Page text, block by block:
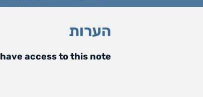
הערות
access to this note.